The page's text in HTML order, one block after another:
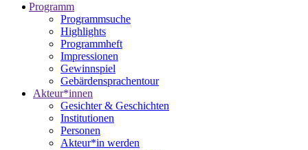
Programm
Programmsuche
Highlights
Programmheft
Impressionen
Gewinnspiel
Gebärdensprachentour
Akteur*innen
Gesichter & Geschichten
Institutionen
Personen
Akteur*in werden